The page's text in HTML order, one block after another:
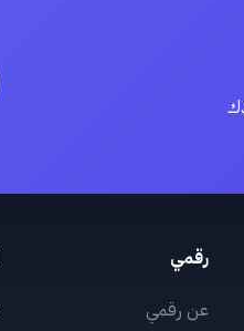
رقمي
عن رقمي